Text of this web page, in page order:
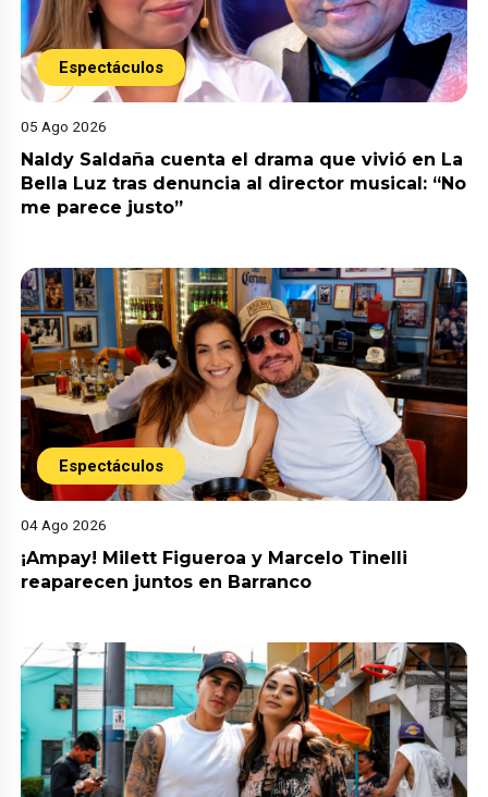
Espectáculos
05 Ago 2026
Naldy Saldaña cuenta el drama que vivió en La
Bella Luz tras denuncia al director musical: “No
me parece justo”
Espectáculos
04 Ago 2026
¡Ampay! Milett Figueroa y Marcelo Tinelli
reaparecen juntos en Barranco